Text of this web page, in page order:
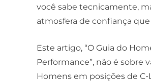
você sabe tecnicamente,
atmosfera de confiança
Este artigo, “O Guia do
Performance”, não é sobre
Homens em posições de